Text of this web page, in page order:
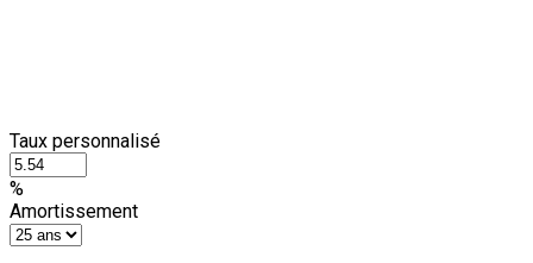
Taux personnalisé
%
Amortissement